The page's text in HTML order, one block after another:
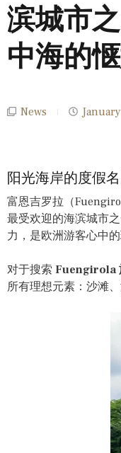
滨城市
中海的
News
阳光海岸的度假
富恩吉罗拉（
最受欢迎的海滨城市
力，是欧洲游客心中的
对于搜索 Fuengirola
所有理想元素：沙滩